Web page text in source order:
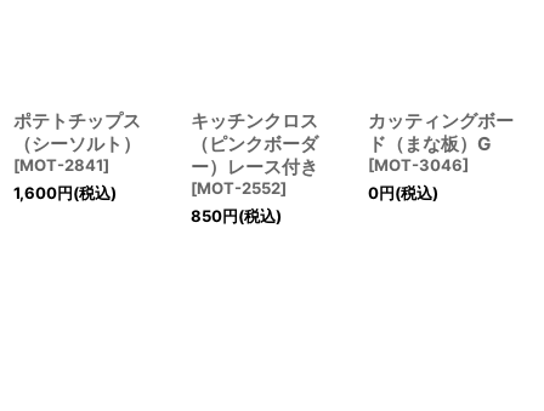
ポテトチップス
（シーソルト）
[MOT-2841]
1,600円(税込)
キッチンクロス
（ピンクボーダ
ー）レース付き
[MOT-2552]
850円(税込)
カッティングボー
ド（まな板）G
[MOT-3046]
0円(税込)